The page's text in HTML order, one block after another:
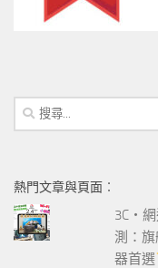
搜
尋
字:
熱門文章與頁面︰
3C‧網
測：旗
器首選